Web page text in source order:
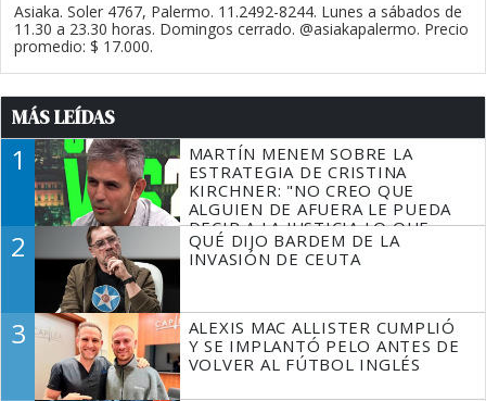
Asiaka. Soler 4767, Palermo. 11.2492-8244. Lunes a sábados de
11.30 a 23.30 horas. Domingos cerrado. @asiakapalermo. Precio
promedio: $ 17.000.
MÁS LEÍDAS
1
MARTÍN MENEM SOBRE LA
ESTRATEGIA DE CRISTINA
KIRCHNER: "NO CREO QUE
ALGUIEN DE AFUERA LE PUEDA
DECIR A LA JUSTICIA LO QUE
TIENE QUE HACER"
2
QUÉ DIJO BARDEM DE LA
INVASIÓN DE CEUTA
3
ALEXIS MAC ALLISTER CUMPLIÓ
Y SE IMPLANTÓ PELO ANTES DE
VOLVER AL FÚTBOL INGLÉS